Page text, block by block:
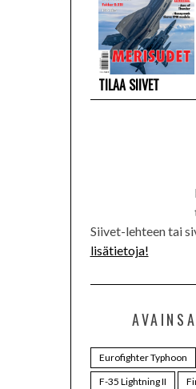
TILAA SIIVET
Siivet-lehteen tai
lisätietoja!
Eurofighter Typhoon
F-35 Lightning II